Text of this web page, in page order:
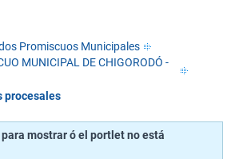
Promiscuos Municipales
MUNICIPAL DE CHIGORODÓ -
procesales
mostrar ó el portlet no está